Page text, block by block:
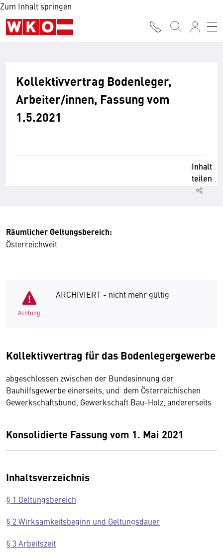
Zum Inhalt springen
Kollektivvertrag Bodenleger,
Arbeiter/innen, Fassung vom
1.5.2021
Inhalt
teilen
Räumlicher Geltungsbereich:
Österreichweit
Achtung
ARCHIVIERT - nicht mehr gültig
Kollektivvertrag für das Bodenlegergewerbe
abgeschlossen zwischen der Bundesinnung der
Bauhilfsgewerbe einerseits, und dem Österreichischen
Gewerkschaftsbund, Gewerkschaft Bau-Holz, andererseits
Konsolidierte Fassung vom 1. Mai 2021
Inhaltsverzeichnis
§ 1 Geltungsbereich
§ 2 Wirksamkeitsbeginn und Geltungsdauer
§ 3 Arbeitszeit